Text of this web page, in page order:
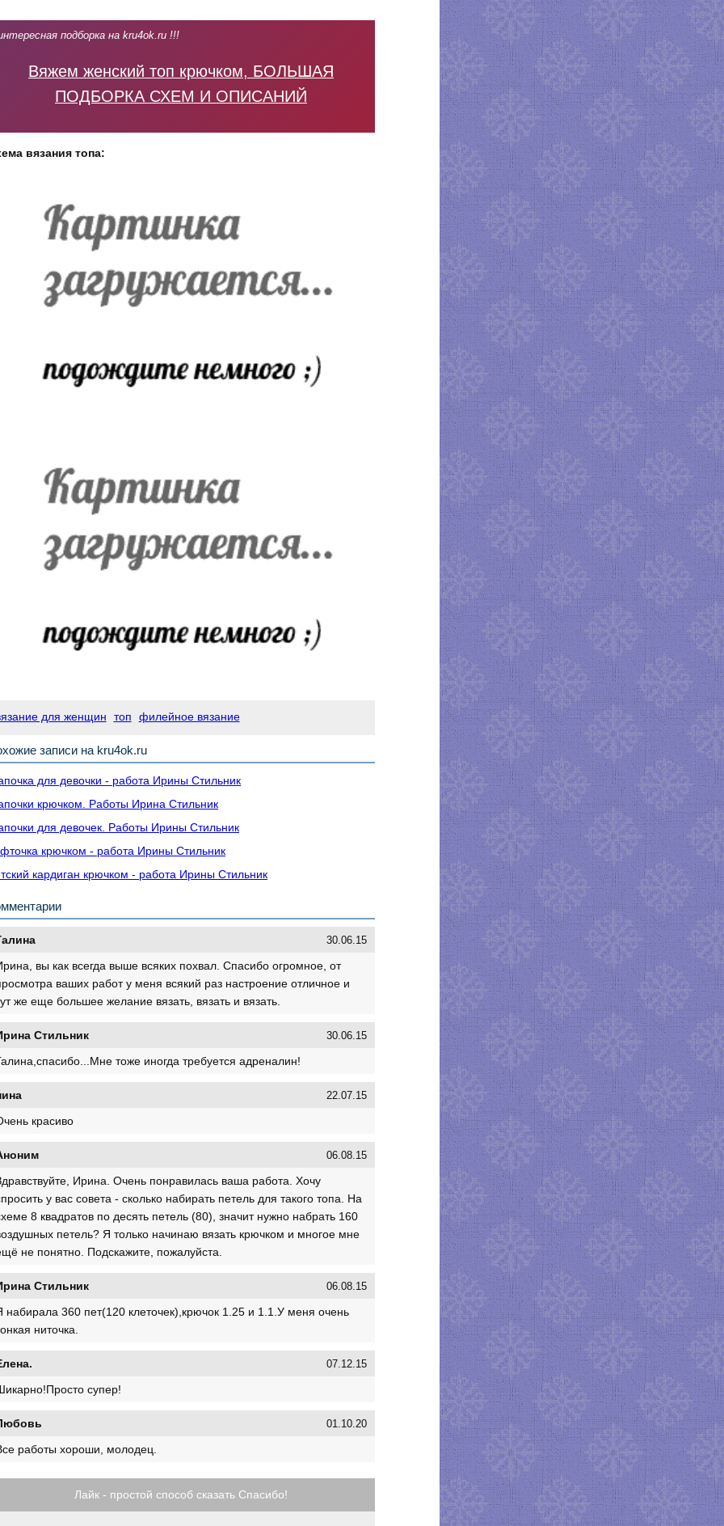
подборка на kru4ok.ru !!!
Вяжем женский топ крючком, БОЛЬШАЯ
ПОДБОРКА СХЕМ И ОПИСАНИЙ
вязания топа:
для женщин топ филейное вязание
записи на kru4ok.ru
для девочки - работа Ирины Стильник
крючком. Работы Ирина Стильник
для девочек. Работы Ирины Стильник
крючком - работа Ирины Стильник
кардиган крючком - работа Ирины Стильник
30.06.15
вы как всегда выше всяких похвал. Спасибо огромное, от
ваших работ у меня всякий раз настроение отличное и
же еще большее желание вязать, вязать и вязать.
Стильник 30.06.15
тоже иногда требуется адреналин!
22.07.15
красиво
06.08.15
Ирина. Очень понравилась ваша работа. Хочу
у вас совета - сколько набирать петель для такого топа. На
8 квадратов по десять петель (80), значит нужно набрать 160
петель? Я только начинаю вязать крючком и многое мне
не понятно. Подскажите, пожалуйста.
Стильник 06.08.15
набирала 360 пет(120 клеточек),крючок 1.25 и 1.1.У меня очень
ниточка.
07.12.15
супер!
01.10.20
работы хороши, молодец.
Лайк - простой способ сказать Спасибо!